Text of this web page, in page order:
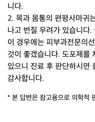
니다.
2. 목과 몸통의 편평사마귀
나고 번질 우려가 있습니다
이 경우에는 피부과전문의
것이 좋겠습니다. 도포제를
있으니 진료 후 판단하시면
감사합니다.
* 본 답변은 참고용으로 의학적